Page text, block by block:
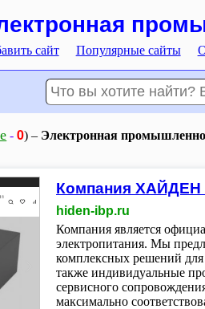
сайт Популярные сайты
- 0) – Электронная
Компания
hiden-ibp.ru
Компания является
электропитания. Мы
комплексных решений
также индивидуальные
сервисного
максимально